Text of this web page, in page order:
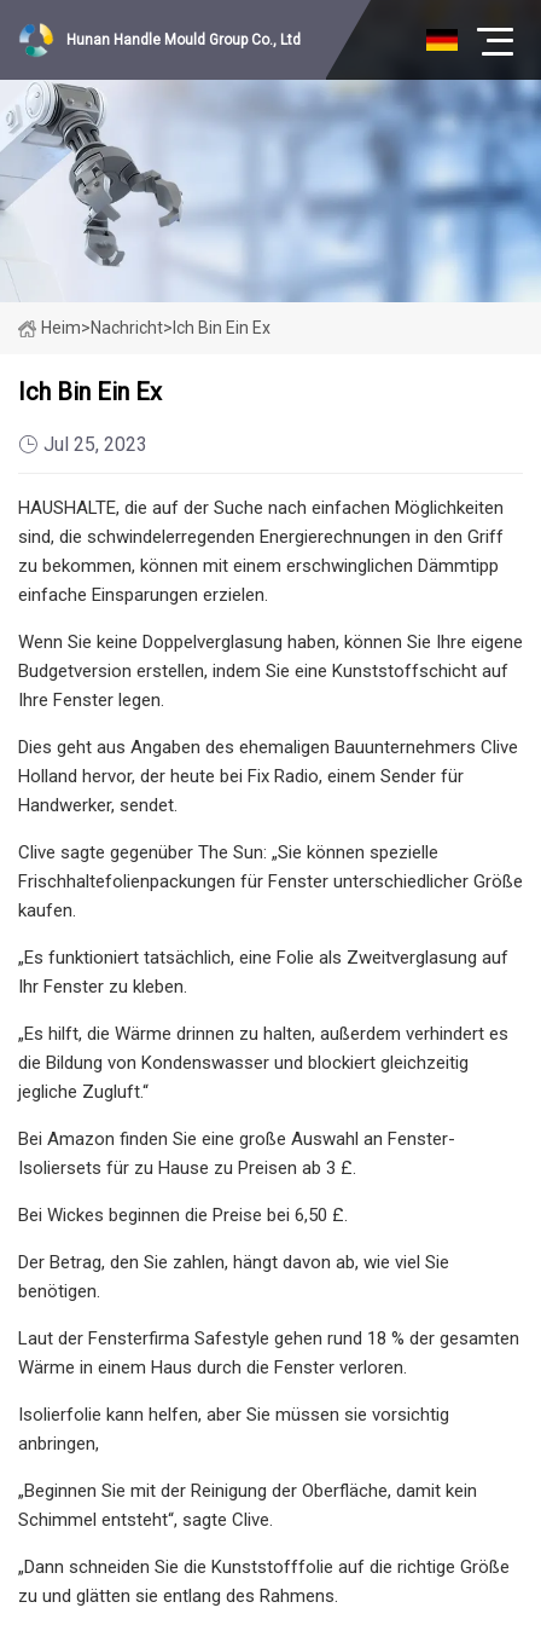
Hunan Handle Mould Group Co., Ltd
Heim>Nachricht> Ich Bin Ein Ex
Ich Bin Ein Ex
Jul 25, 2023
HAUSHALTE, die auf der Suche nach einfachen Möglichkeiten
sind, die schwindelerregenden Energierechnungen in den Griff
zu bekommen, können mit einem erschwinglichen Dämmtipp
einfache Einsparungen erzielen.
Wenn Sie keine Doppelverglasung haben, können Sie Ihre eigene
Budgetversion erstellen, indem Sie eine Kunststoffschicht auf
Ihre Fenster legen.
Dies geht aus Angaben des ehemaligen Bauunternehmers Clive
Holland hervor, der heute bei Fix Radio, einem Sender für
Handwerker, sendet.
Clive sagte gegenüber The Sun: „Sie können spezielle
Frischhaltefolienpackungen für Fenster unterschiedlicher Größe
kaufen.
„Es funktioniert tatsächlich, eine Folie als Zweitverglasung auf
Ihr Fenster zu kleben.
„Es hilft, die Wärme drinnen zu halten, außerdem verhindert es
die Bildung von Kondenswasser und blockiert gleichzeitig
jegliche Zugluft.“
Bei Amazon finden Sie eine große Auswahl an Fenster-
Isoliersets für zu Hause zu Preisen ab 3 £.
Bei Wickes beginnen die Preise bei 6,50 £.
Der Betrag, den Sie zahlen, hängt davon ab, wie viel Sie
benötigen.
Laut der Fensterfirma Safestyle gehen rund 18 % der gesamten
Wärme in einem Haus durch die Fenster verloren.
Isolierfolie kann helfen, aber Sie müssen sie vorsichtig
anbringen,
„Beginnen Sie mit der Reinigung der Oberfläche, damit kein
Schimmel entsteht“, sagte Clive.
„Dann schneiden Sie die Kunststofffolie auf die richtige Größe
zu und glätten sie entlang des Rahmens.